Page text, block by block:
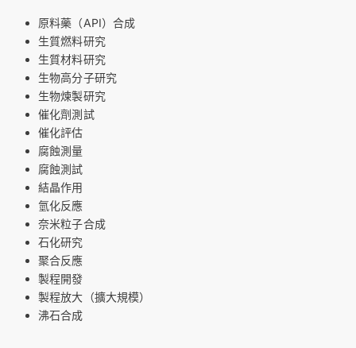
原料藥（API）合成
生質燃料研究
生質材料研究
生物高分子研究
生物煉製研究
催化劑測試
催化評估
腐蝕測量
腐蝕測試
結晶作用
氫化反應
奈米粒子合成
石化研究
聚合反應
製程開發
製程放大（擴大規模）
沸石合成